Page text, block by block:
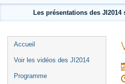
Les présentations des
Menu
de
Accueil
Voir les vidéos des JI2014
Programme